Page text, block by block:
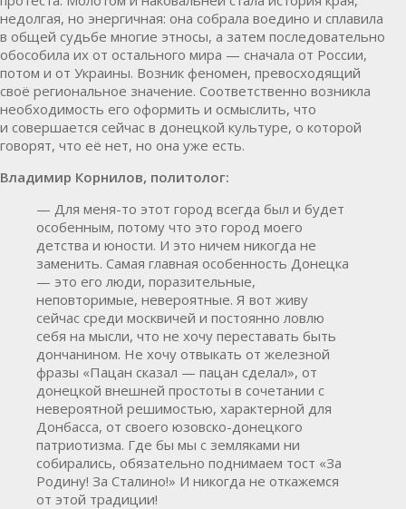
недолгая, но энергичная: она собрала воедино и сплавила
в общей судьбе многие этносы, а затем последовательно
обособила их от остального мира — сначала от России,
потом и от Украины. Возник феномен, превосходящий
своё региональное значение. Соответственно возникла
необходимость его оформить и осмыслить, что
и совершается сейчас в донецкой культуре, о которой
говорят, что её нет, но она уже есть.
Владимир Корнилов, политолог:
— Для меня-то этот город всегда был и будет
особенным, потому что это город моего
детства и юности. И это ничем никогда не
заменить. Самая главная особенность Донецка
— это его люди, поразительные,
неповторимые, невероятные. Я вот живу
сейчас среди москвичей и постоянно ловлю
себя на мысли, что не хочу переставать быть
дончанином. Не хочу отвыкать от железной
фразы «Пацан сказал — пацан сделал», от
донецкой внешней простоты в сочетании с
невероятной решимостью, характерной для
Донбасса, от своего юзовско-донецкого
патриотизма. Где бы мы с земляками ни
собирались, обязательно поднимаем тост «За
Родину! За Сталино!» И никогда не откажемся
от этой традиции!